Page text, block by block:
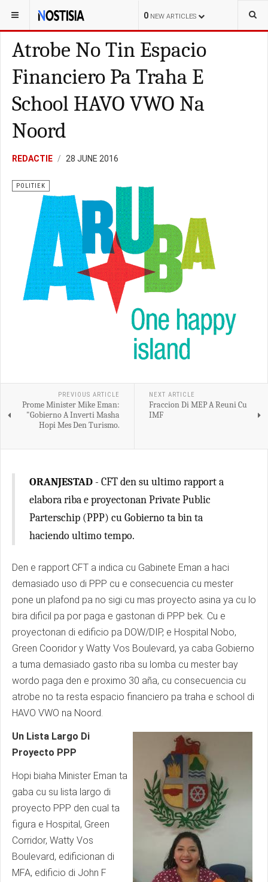
0 NEW ARTICLES
YOU ARE HERE: ARUBA
Atrobe No Tin Espacio
Financiero Pa Traha E
School HAVO VWO Na
Noord
REDACTIE 28 JUNE 2016
POLITIEK
PREVIOUS ARTICLE
Prome Minister Mike Eman:
"Gobierno A Inverti Masha
Hopi Mes Den Turismo.
NEXT ARTICLE
Fraccion Di MEP A Reuni Cu
IMF
ORANJESTAD - CFT den su ultimo rapport a
elabora riba e proyectonan Private Public
Parterschip (PPP) cu Gobierno ta bin ta
haciendo ultimo tempo.
Den e rapport CFT a indica cu Gabinete Eman a haci
demasiado uso di PPP cu e consecuencia cu mester
pone un plafond pa no sigi cu mas proyecto asina ya cu lo
bira dificil pa por paga e gastonan di PPP bek. Cu e
proyectonan di edificio pa DOW/DIP, e Hospital Nobo,
Green Cooridor y Watty Vos Boulevard, ya caba Gobierno
a tuma demasiado gasto riba su lomba cu mester bay
wordo paga den e proximo 30 aña, cu consecuencia cu
atrobe no ta resta espacio financiero pa traha e school di
HAVO VWO na Noord.
Un Lista Largo Di
Proyecto PPP
Hopi biaha Minister Eman ta
gaba cu su lista largo di
proyecto PPP den cual ta
figura e Hospital, Green
Corridor, Watty Vos
Boulevard, edificionan di
MFA, edificio di John F